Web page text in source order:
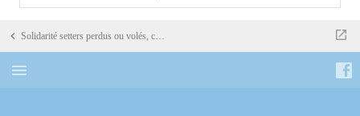
Solidarité setters perdus ou volés, coup de patte